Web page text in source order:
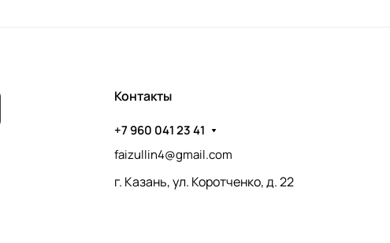
Контакты
+7 960 041 23 41
faizullin4@gmail.com
г. Казань, ул. Коротченко, д. 22